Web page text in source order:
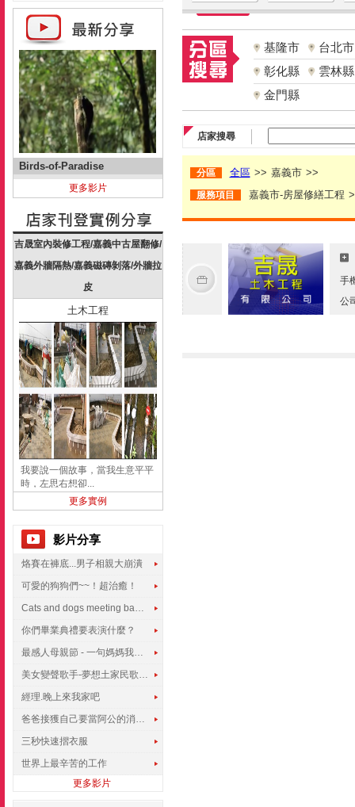
Birds-of-Paradise
更多影片
吉晟室內裝修工程/嘉義中古屋翻修/
嘉義外牆隔熱/嘉義磁磚剝落/外牆拉
皮
土木工程
我要說一個故事，當我生意平平
時，左思右想卻...
更多實例
影片分享
烙賽在褲底...男子相親大崩潰
可愛的狗狗們~~！超治癒！
Cats and dogs meeting babies for the first time
你們畢業典禮要表演什麼？
最感人母親節 - 一句媽媽我愛你
美女變聲歌手-夢想土家民歌傳遍世界
經理.晚上來我家吧
爸爸接獲自己要當阿公的消息，反應史上最可愛!!!
三秒快速摺衣服
世界上最辛苦的工作
更多影片
基隆市
台北市
彰化縣
雲林縣
金門縣
店家搜尋
分區 全區 >> 嘉義市 >>
服務項目 嘉義市-房屋修繕工程
手
公